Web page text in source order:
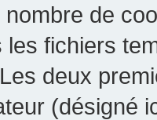
de
fichiers
deux
(désigné